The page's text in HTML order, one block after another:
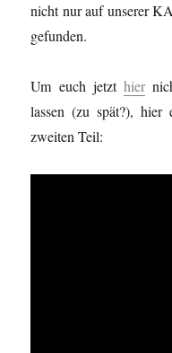
nicht nur auf unserer
gefunden.
Um euch jetzt hier
lassen (zu spät?),
zweiten Teil: